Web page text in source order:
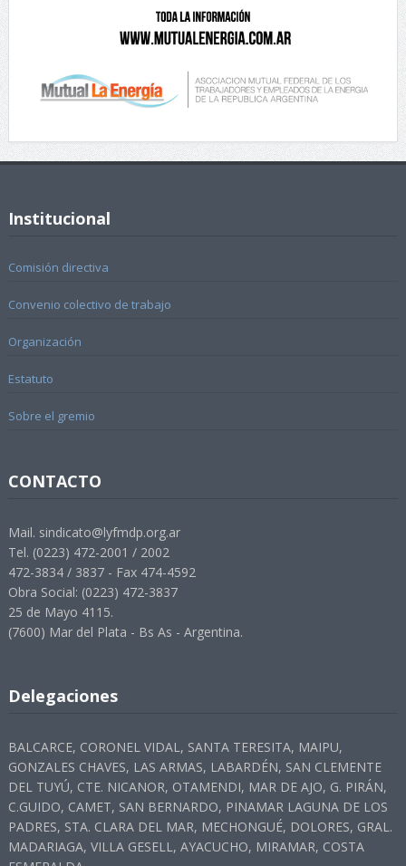
Institucional
Comisión directiva
Convenio colectivo de trabajo
Organización
Estatuto
Sobre el gremio
CONTACTO
Mail. sindicato@lyfmdp.org.ar
Tel. (0223) 472-2001 / 2002
472-3834 / 3837 - Fax 474-4592
Obra Social: (0223) 472-3837
25 de Mayo 4115.
(7600) Mar del Plata - Bs As - Argentina.
Delegaciones
BALCARCE, CORONEL VIDAL, SANTA TERESITA, MAIPU,
GONZALES CHAVES, LAS ARMAS, LABARDÉN, SAN CLEMENTE
DEL TUYÚ, CTE. NICANOR, OTAMENDI, MAR DE AJO, G. PIRÁN,
C.GUIDO, CAMET, SAN BERNARDO, PINAMAR LAGUNA DE LOS
PADRES, STA. CLARA DEL MAR, MECHONGUÉ, DOLORES, GRAL.
MADARIAGA, VILLA GESELL, AYACUCHO, MIRAMAR, COSTA